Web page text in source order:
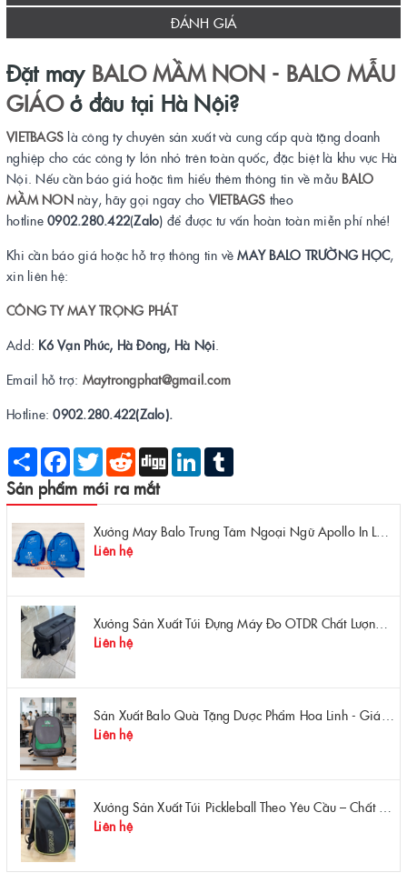
ĐÁNH GIÁ
Đặt may BALO MẦM NON - BALO MẪU
GIÁOở đâu tại Hà Nội?
VIETBAGS là công ty chuyên sản xuất và cung cấp quà tặng doanh
nghiệp cho các công ty lớn nhỏ trên toàn quốc, đặc biệt là khu vực Hà
Nội. Nếu cần báo giá hoặc tìm hiểu thêm thông tin về mẫu BALO
MẦM NONnày, hãy gọi ngay cho VIETBAGS theo
hotline 0902.280.422(Zalo) để được tư vấn hoàn toàn miễn phí nhé!
Khi cần báo giá hoặc hỗ trợ thông tin vềMAY BALO TRƯỜNG HỌC,
xin liên hệ:
CÔNG TY MAY TRỌNG PHÁT
Add: K6 Vạn Phúc, Hà Đông, Hà Nội.
Email hỗ trợ: Maytrongphat@gmail.com
Hotline:0902.280.422(Zalo).
Share Facebook
Twitter Reddit Digg LinkedIn
Sản phẩm mới ra mắt
Xưởng May Balo Trung Tâm Ngoại Ngữ Apollo In Logo Giá Rẻ Tại Xưởng
Liên hệ
Xưởng Sản Xuất Túi Đựng Máy Đo OTDR Chất Lượng – Chống Va Đập, Giá Tận Xưởng
Liên hệ
Sản Xuất Balo Quà Tặng Dược Phẩm Hoa Linh - Giá Gốc Tại Xưởng
Liên hệ
Xưởng Sản Xuất Túi Pickleball Theo Yêu Cầu – Chất Lượng, Bền Bỉ, Thiết Kế Độc Quyền
Liên hệ